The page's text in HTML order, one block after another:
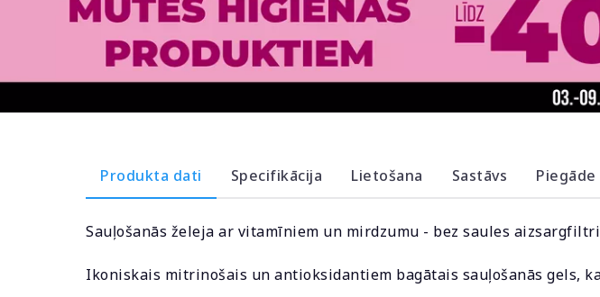
Produkta dati Specifikācija Lietošana Sastāvs Piegāde
Sauļošanās želeja ar vitamīniem un mirdzumu - bez saules
Ikoniskais mitrinošais un antioksidantiem bagātais sauļošanās gels,